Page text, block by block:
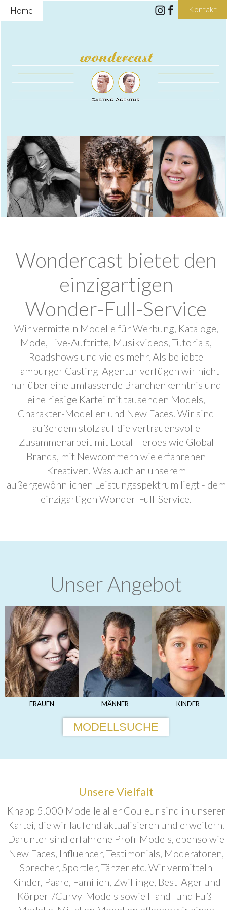
Home Kontakt
Wondercast bietet den
einzigartigen
Wonder-Full-Service
Wir vermitteln Modelle für Werbung, Kataloge,
Mode, Live-Auftritte, Musikvideos, Tutorials,
Roadshows und vieles mehr. Als beliebte
Hamburger Casting-Agentur verfügen wir nicht
nur über eine umfassende Branchenkenntnis und
eine riesige Kartei mit tausenden Models,
Charakter-Modellen und New Faces. Wir sind
außerdem stolz auf die vertrauensvolle
Zusammenarbeit mit Local Heroes wie Global
Brands, mit Newcommern wie erfahrenen
Kreativen. Was auch an unserem
außergewöhnlichen Leistungsspektrum liegt - dem
einzigartigen Wonder-Full-Service.
Unser Angebot
FRAUEN MÄNNER KINDER
MODELLSUCHE
Unsere Vielfalt
Knapp 5.000 Modelle aller Couleur sind in unserer
Kartei, die wir laufend aktualisieren und erweitern.
Darunter sind erfahrene Profi-Models, ebenso wie
New Faces, Influencer, Testimonials, Moderatoren,
Sprecher, Sportler, Tänzer etc. Wir vermitteln
Kinder, Paare, Familien, Zwillinge, Best-Ager und
Körper-/Curvy-Models sowie Hand- und Fuß-